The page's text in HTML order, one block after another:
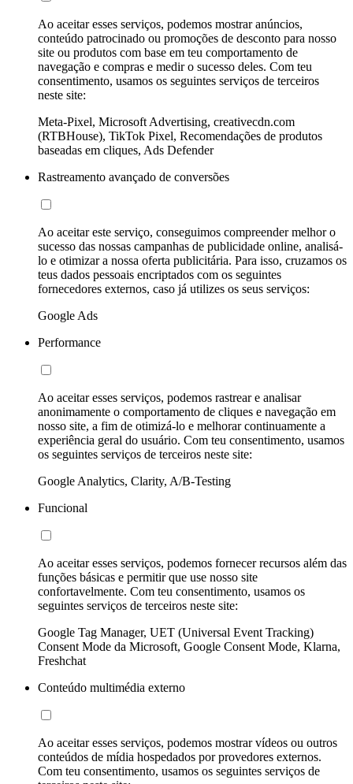
Ao aceitar esses serviços, podemos mostrar anúncios,
conteúdo patrocinado ou promoções de desconto para nosso
site ou produtos com base em teu comportamento de
navegação e compras e medir o sucesso deles. Com teu
consentimento, usamos os seguintes serviços de terceiros
neste site:
Meta-Pixel, Microsoft Advertising, creativecdn.com
(RTBHouse), TikTok Pixel, Recomendações de produtos
baseadas em cliques, Ads Defender
Rastreamento avançado de conversões
Ao aceitar este serviço, conseguimos compreender melhor o
sucesso das nossas campanhas de publicidade online, analisá-
lo e otimizar a nossa oferta publicitária. Para isso, cruzamos os
teus dados pessoais encriptados com os seguintes
fornecedores externos, caso já utilizes os seus serviços:
Google Ads
Performance
Ao aceitar esses serviços, podemos rastrear e analisar
anonimamente o comportamento de cliques e navegação em
nosso site, a fim de otimizá-lo e melhorar continuamente a
experiência geral do usuário. Com teu consentimento, usamos
os seguintes serviços de terceiros neste site:
Google Analytics, Clarity, A/B-Testing
Funcional
Ao aceitar esses serviços, podemos fornecer recursos além das
funções básicas e permitir que use nosso site
confortavelmente. Com teu consentimento, usamos os
seguintes serviços de terceiros neste site:
Google Tag Manager, UET (Universal Event Tracking)
Consent Mode da Microsoft, Google Consent Mode, Klarna,
Freshchat
Conteúdo multimédia externo
Ao aceitar esses serviços, podemos mostrar vídeos ou outros
conteúdos de mídia hospedados por provedores externos.
Com teu consentimento, usamos os seguintes serviços de